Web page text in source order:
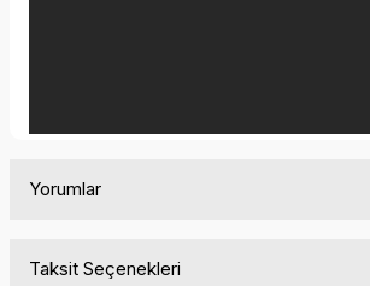
Yorumlar
Taksit Seçenekleri